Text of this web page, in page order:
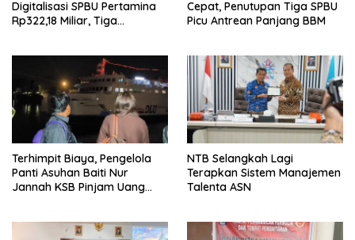
Digitalisasi SPBU Pertamina
Rp322,18 Miliar, Tiga
Cepat, Penutupan Tiga SPBU
Picu Antrean Panjang BBM
Terhimpit Biaya, Pengelola
Panti Asuhan Baiti Nur
Jannah KSB Pinjam Uang
Kunjung Tuntas
NTB Selangkah Lagi
Terapkan Sistem Manajemen
Talenta ASN